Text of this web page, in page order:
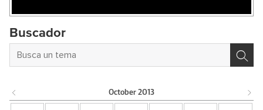
Buscador
October 2013